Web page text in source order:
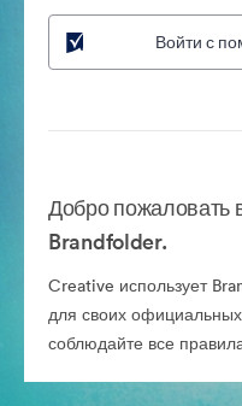
Войти с
Добро пожаловать
Brandfolder.
Creative использует
для своих
соблюдайте все